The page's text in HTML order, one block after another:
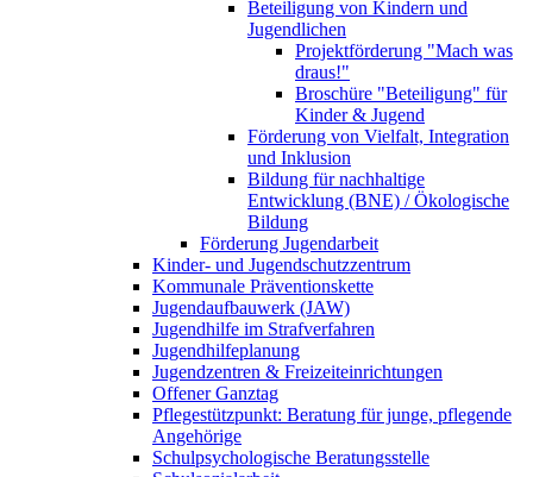
Beteiligung von Kindern und
Jugendlichen
Projektförderung "Mach was
draus!"
Broschüre "Beteiligung" für
Kinder & Jugend
Förderung von Vielfalt, Integration
und Inklusion
Bildung für nachhaltige
Entwicklung (BNE) / Ökologische
Bildung
Förderung Jugendarbeit
Kinder- und Jugendschutzzentrum
Kommunale Präventionskette
Jugendaufbauwerk (JAW)
Jugendhilfe im Strafverfahren
Jugendhilfeplanung
Jugendzentren & Freizeiteinrichtungen
Offener Ganztag
Pflegestützpunkt: Beratung für junge, pflegende
Angehörige
Schulpsychologische Beratungsstelle